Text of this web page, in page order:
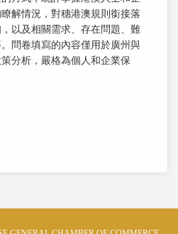
解情況，對穗港澳規則銜接落
以及相關需求、存在問題、難
問卷填寫的內容僅用於廣州與
分析，嚴格為個人和企業保